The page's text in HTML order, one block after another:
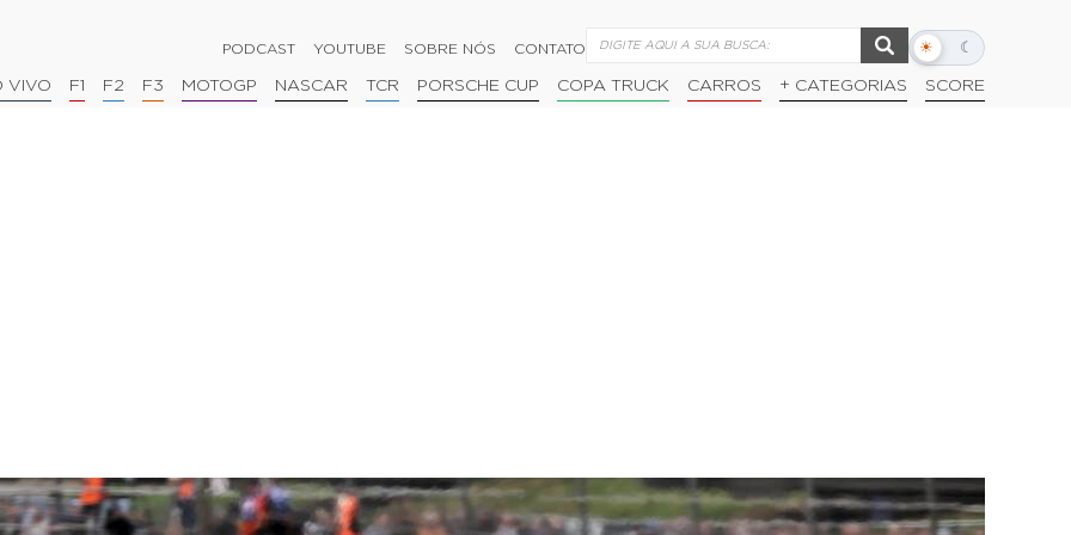
PODCAST YOUTUBE SOBRE NÓS CONTATO ☀ ☾
Alternar
escuro
VIVO F1 F2 F3 MOTOGP NASCAR TCR PORSCHE CUP COPA TRUCK CARROS + CATEGORIAS SCORE